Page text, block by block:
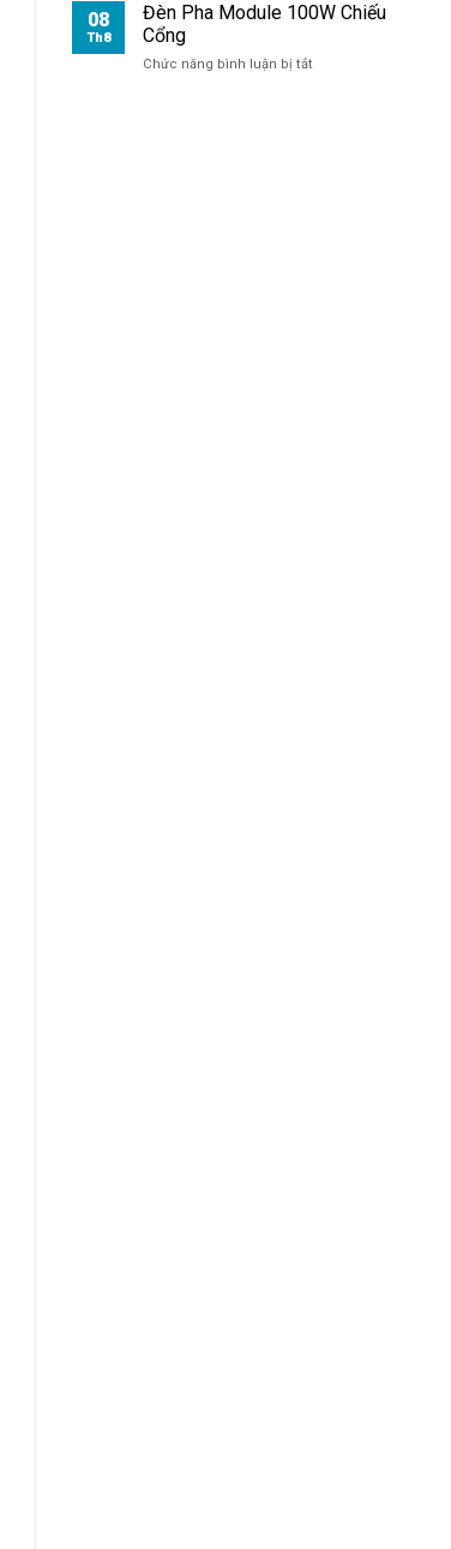
08
Th8
Đèn Pha Module 100W Chiếu
Cổng
Chức năng bình luận bị tắt